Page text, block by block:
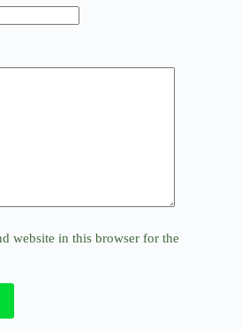
website in this browser for the